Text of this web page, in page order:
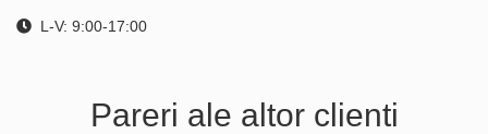
L-V: 9:00-17:00
Pareri ale altor clienti